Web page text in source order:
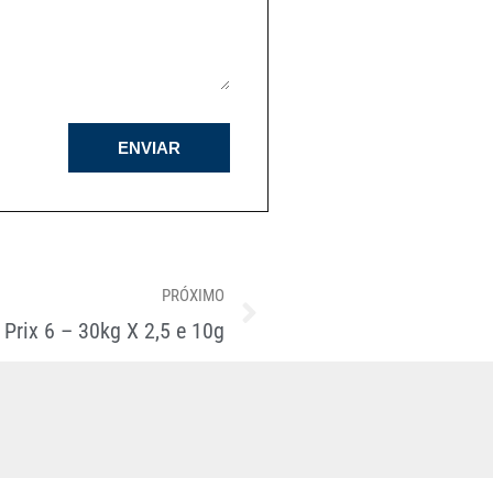
ENVIAR
PRÓXIMO
6 – 30kg X 2,5 e 10g